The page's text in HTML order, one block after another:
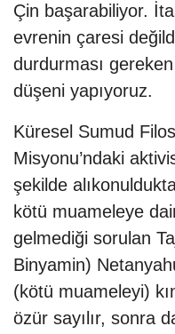
Çin başarabiliyor.
evrenin çaresi
durdurması
düşeni yapıyoruz.
Küresel Sumud
Misyonu’ndaki
şekilde
kötü muameleye
gelmediği sorulan
Binyamin)
(kötü muameleyi)
özür sayılır, sonra